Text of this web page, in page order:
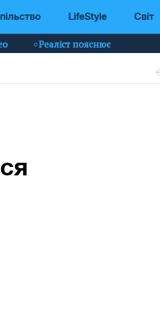
LifeStyle Світ
Реаліст пояснює